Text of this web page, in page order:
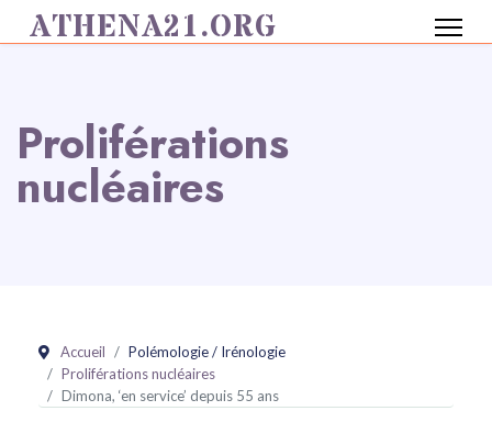
ATHENA21.ORG
Proliférations
nucléaires
Accueil
Polémologie / Irénologie
Proliférations nucléaires
Dimona, ‘en service’ depuis 55 ans